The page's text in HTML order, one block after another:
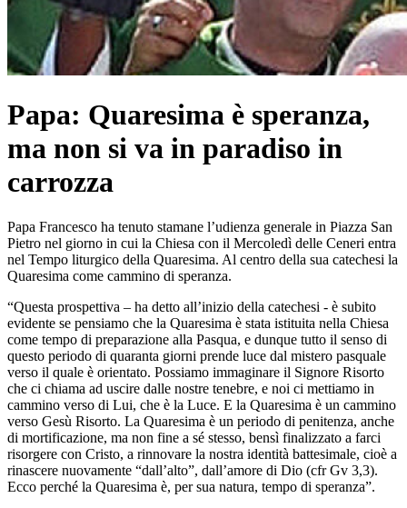
Papa: Quaresima è speranza,
ma non si va in paradiso in
carrozza
Papa Francesco ha tenuto stamane l’udienza generale in Piazza San
Pietro nel giorno in cui la Chiesa con il Mercoledì delle Ceneri entra
nel Tempo liturgico della Quaresima. Al centro della sua catechesi la
Quaresima come cammino di speranza.
“Questa prospettiva – ha detto all’inizio della catechesi - è subito
evidente se pensiamo che la Quaresima è stata istituita nella Chiesa
come tempo di preparazione alla Pasqua, e dunque tutto il senso di
questo periodo di quaranta giorni prende luce dal mistero pasquale
verso il quale è orientato. Possiamo immaginare il Signore Risorto
che ci chiama ad uscire dalle nostre tenebre, e noi ci mettiamo in
cammino verso di Lui, che è la Luce. E la Quaresima è un cammino
verso Gesù Risorto. La Quaresima è un periodo di penitenza, anche
di mortificazione, ma non fine a sé stesso, bensì finalizzato a farci
risorgere con Cristo, a rinnovare la nostra identità battesimale, cioè a
rinascere nuovamente “dall’alto”, dall’amore di Dio (cfr Gv 3,3).
Ecco perché la Quaresima è, per sua natura, tempo di speranza”.